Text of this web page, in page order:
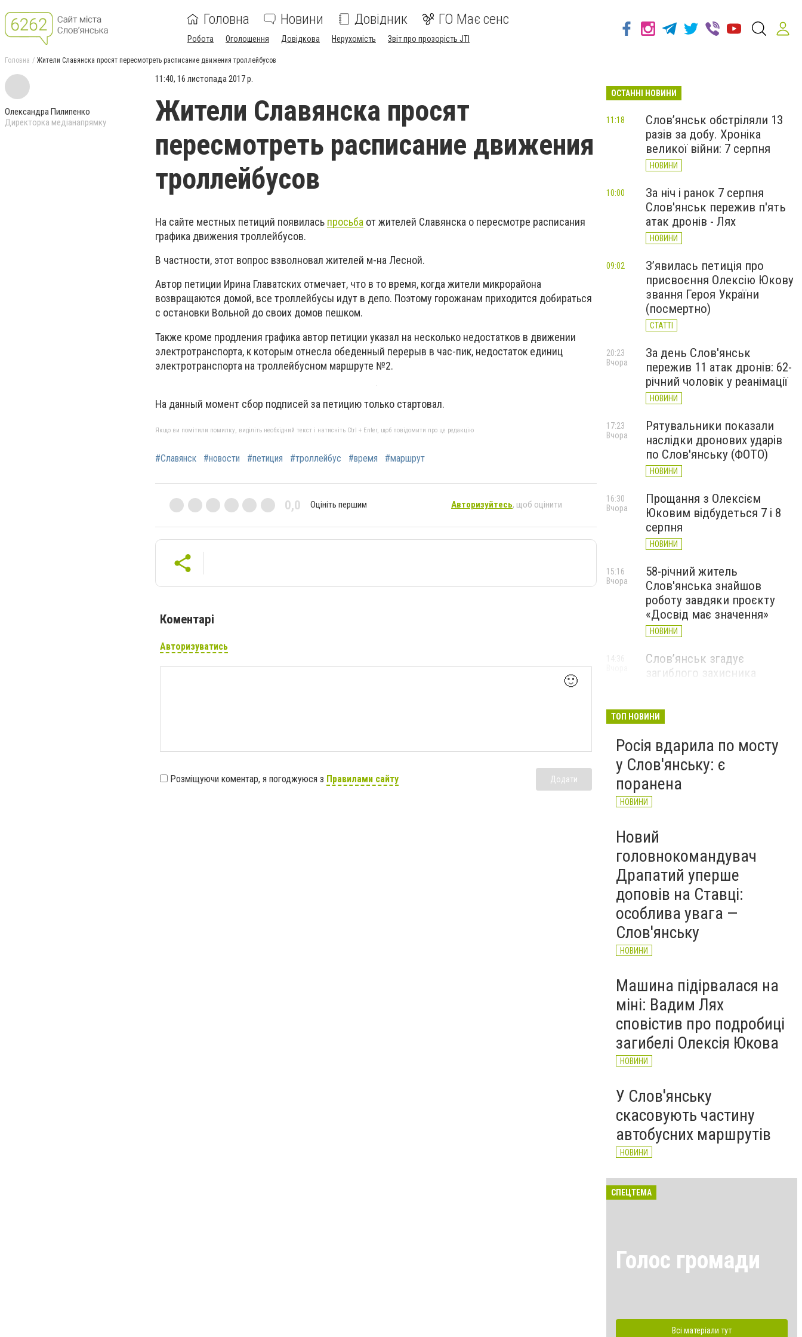
Головна Новини Довідник ГО Має сенс
Робота Оголошення Довідкова Нерухомість Звіт про прозорість JTI
Головна Жители Славянска просят пересмотреть расписание движения троллейбусов
Олександра Пилипенко
Директорка медіанапрямку
11:40, 16 листопада 2017 р.
Жители Славянска просят
пересмотреть расписание движения
троллейбусов
На сайте местных петиций появилась просьба от жителей Славянска о пересмотре расписания
графика движения троллейбусов.
В частности, этот вопрос взволновал жителей м-на Лесной.
Автор петиции Ирина Главатских отмечает, что в то время, когда жители микрорайона
возвращаются домой, все троллейбусы идут в депо. Поэтому горожанам приходится добираться
с остановки Вольной до своих домов пешком.
Также кроме продления графика автор петиции указал на несколько недостатков в движении
электротранспорта, к которым отнесла обеденный перерыв в час-пик, недостаток единиц
электротранспорта на троллейбусном маршруте №2.
На данный момент сбор подписей за петицию только стартовал.
Якщо ви помітили помилку, виділіть необхідний текст і натисніть Ctrl + Enter, щоб повідомити про це редакцію
#Славянск #новости #петиция #троллейбус #время #маршрут
0,0 Оцініть першим Авторизуйтесь, щоб оцінити
Коментарі
Авторизуватись
🙂
Розміщуючи коментар, я погоджуюся з Правилами сайту Додати
ОСТАННІ НОВИНИ
Слов’янськ обстріляли 13
разів за добу. Хроніка
великої війни: 7 серпня
НОВИНИ
11:18
За ніч і ранок 7 серпня
Слов'янськ пережив п'ять
атак дронів - Лях
НОВИНИ
10:00
З’явилась петиція про
присвоєння Олексію Юкову
звання Героя України
(посмертно)
СТАТТІ
09:02
За день Слов'янськ
пережив 11 атак дронів: 62-
річний чоловік у реанімації
НОВИНИ
20:23
Вчора
Рятувальники показали
наслідки дронових ударів
по Слов'янську (ФОТО)
НОВИНИ
17:23
Вчора
Прощання з Олексієм
Юковим відбудеться 7 і 8
серпня
НОВИНИ
16:30
Вчора
58-річний житель
Слов'янська знайшов
роботу завдяки проєкту
«Досвід має значення»
НОВИНИ
15:16
Вчора
Слов’янськ згадує
загиблого захисника
НОВИНИ
ТОП НОВИНИ
Росія вдарила по мосту
у Слов'янську: є
поранена
НОВИНИ
Новий
головнокомандувач
Драпатий уперше
доповів на Ставці:
особлива увага —
Слов'янську
НОВИНИ
Машина підірвалася на
міні: Вадим Лях
сповістив про подробиці
загибелі Олексія Юкова
НОВИНИ
У Слов'янську
скасовують частину
автобусних маршрутів
НОВИНИ
СПЕЦТЕМА
Голос громади
Всі матеріали тут